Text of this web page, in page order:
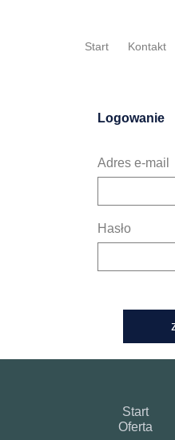
Start Kontakt
Logowanie
Adres e-mail
Hasło
Start
Oferta